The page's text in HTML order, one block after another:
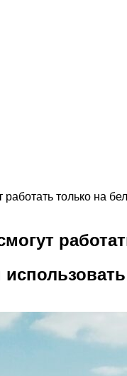
работать только на